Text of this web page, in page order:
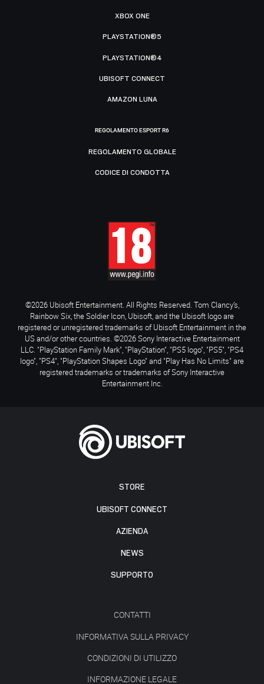
STORE
UBISOFT CONNECT
AZIENDA
NEWS
SUPPORTO
CONTATTI
INFORMATIVA SULLA PRIVACY
CONDIZIONI DI UTILIZZO
INFORMAZIONE LEGALE
XBOX ONE
PLAYSTATION®5
PLAYSTATION®4
UBISOFT CONNECT
AMAZON LUNA
REGOLAMENTO ESPORT R6
REGOLAMENTO GLOBALE
CODICE DI CONDOTTA
©2026 Ubisoft Entertainment. All Rights Reserved. Tom Clancy’s,
Rainbow Six, the Soldier Icon, Ubisoft, and the Ubisoft logo are
registered or unregistered trademarks of Ubisoft Entertainment in the
US and/or other countries. ©2026 Sony Interactive Entertainment
LLC. "PlayStation Family Mark", "PlayStation", "PS5 logo", "PS5", "PS4
logo", "PS4", "PlayStation Shapes Logo" and "Play Has No Limits" are
registered trademarks or trademarks of Sony Interactive
Entertainment Inc.